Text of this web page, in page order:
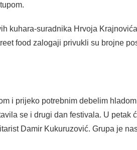
kuhara-suradnika Hrvoja
food zalogaji privukli su brojne
i prijeko potrebnim debelim
se i drugi dan festivala. U petak
Damir Kukuruzović. Grupa je